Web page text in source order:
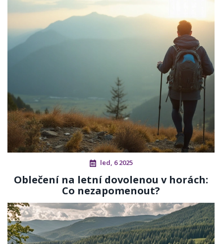
led, 6 2025
Oblečení na letní dovolenou v horách:
Co nezapomenout?